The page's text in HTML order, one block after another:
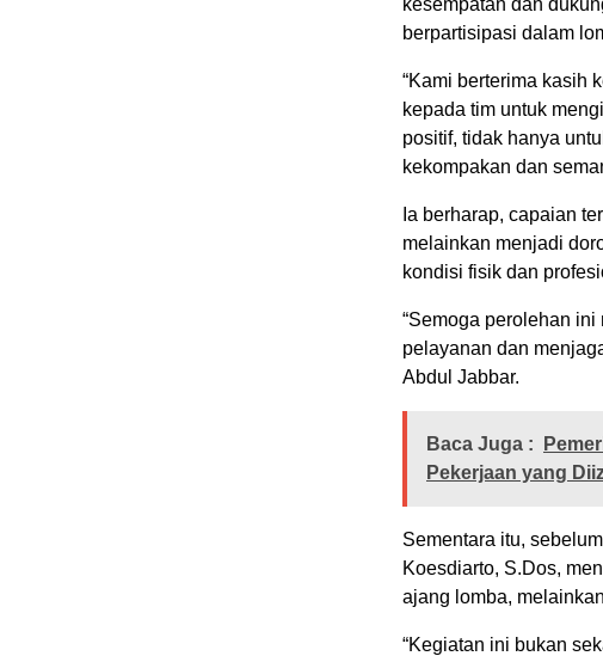
berpartisipasi dalam
“Kami berterima kasih
kepada tim untuk
positif, tidak hanya
kekompakan dan
Ia berharap, capaian
melainkan menjadi
kondisi fisik dan
“Semoga perolehan
pelayanan dan
Abdul Jabbar.
Baca Juga :
Pekerjaan yang
Sementara itu,
Koesdiarto, S.Dos,
ajang lomba,
“Kegiatan ini bukan